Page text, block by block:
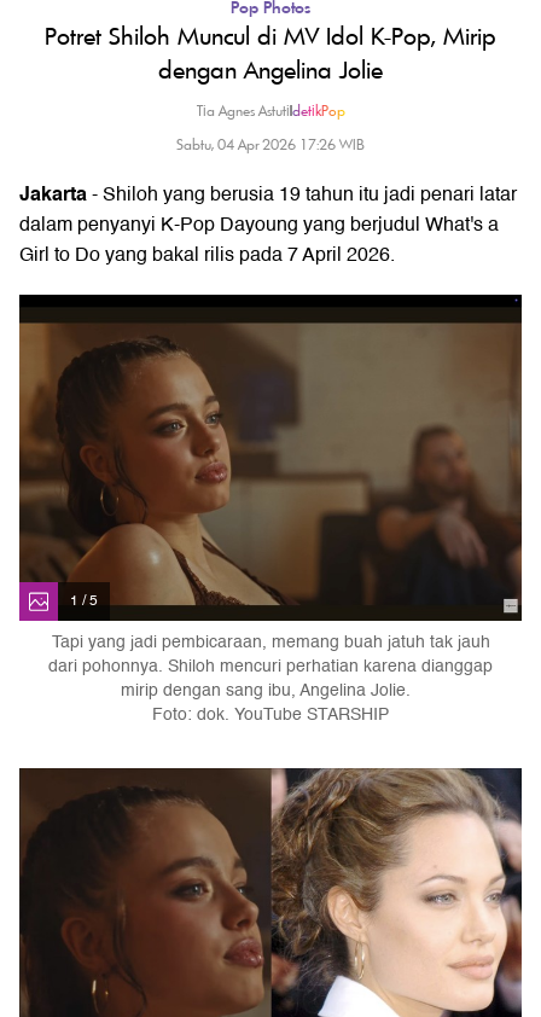
Pop Photos
Potret Shiloh Muncul di MV Idol K-Pop, Mirip
dengan Angelina Jolie
Tia Agnes Astuti|detikPop
Sabtu, 04 Apr 2026 17:26 WIB
Jakarta- Shiloh yang berusia 19 tahun itu jadi penari latar
dalam penyanyi K-Pop Dayoung yang berjudul What's a
Girl to Do yang bakal rilis pada 7 April 2026.
1 / 5
Tapi yang jadi pembicaraan, memang buah jatuh tak jauh
dari pohonnya. Shiloh mencuri perhatian karena dianggap
mirip dengan sang ibu, Angelina Jolie.
Foto: dok. YouTube STARSHIP